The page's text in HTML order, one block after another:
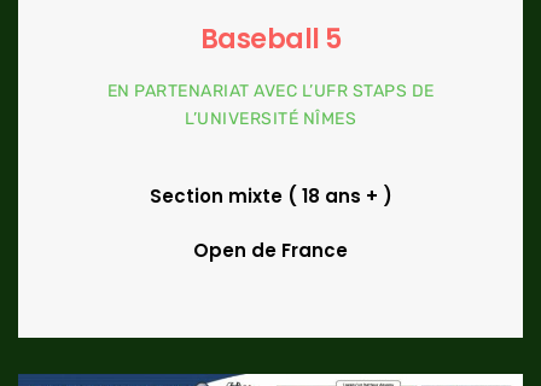
Baseball 5
EN PARTENARIAT AVEC L’UFR STAPS DE
L’UNIVERSITÉ NÎMES
Section mixte ( 18 ans + )
Open de France